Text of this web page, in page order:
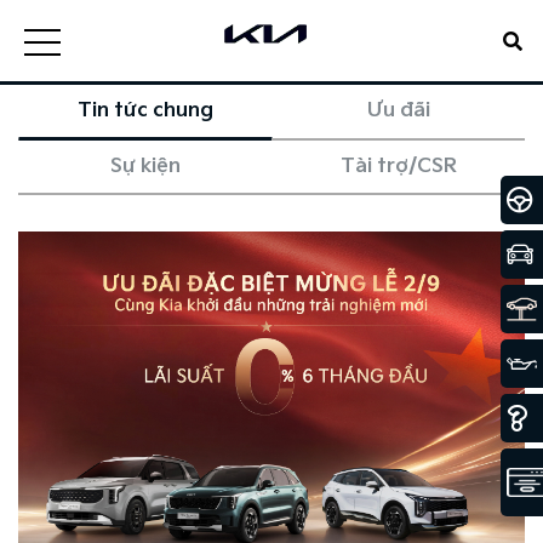
Tin tức chung Ưu đãi
Sự kiện Tài trợ/CSR